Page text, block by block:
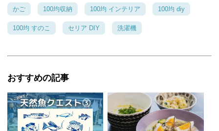
かご 100均収納 100均 インテリア 100均 diy
100均 すのこ セリア DIY 洗濯機
おすすめの記事